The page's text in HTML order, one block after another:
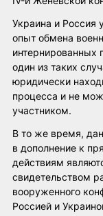
Украина и Россия
опыт обмена
интернированных
один из таких
юридически
процесса и не
участником.
В то же время,
в дополнение к
действиям
свидетельством
вооруженного
Россией и